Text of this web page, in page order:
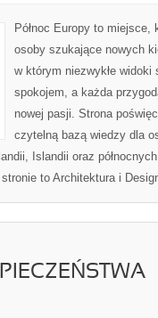
Północ Europy to miejsce,
osoby szukające nowych
w którym niezwykłe
spokojem, a każda
nowej pasji. Strona
czytelną bazą wiedzy dla
Islandii oraz
to Architektura i